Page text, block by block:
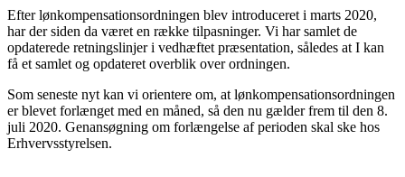
Efter lønkompensationsordningen blev introduceret i marts 2020,
har der siden da været en række tilpasninger. Vi har samlet de
opdaterede retningslinjer i vedhæftet præsentation, således at I kan
få et samlet og opdateret overblik over ordningen.
Som seneste nyt kan vi orientere om, at lønkompensationsordningen
er blevet forlænget med en måned, så den nu gælder frem til den 8.
juli 2020. Genansøgning om forlængelse af perioden skal ske hos
Erhvervsstyrelsen.